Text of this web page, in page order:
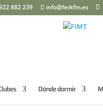
882 239 info@fedtfm.es
Dónde dormir